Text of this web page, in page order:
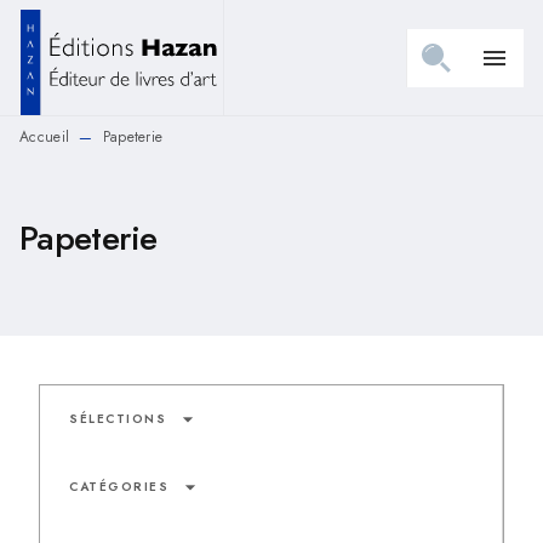
MENU RECHERCHE
PIED DE PAGE
menu
Accueil — Papeterie
Papeterie
SÉLECTIONS arrow_drop_down
CATÉGORIES arrow_drop_down